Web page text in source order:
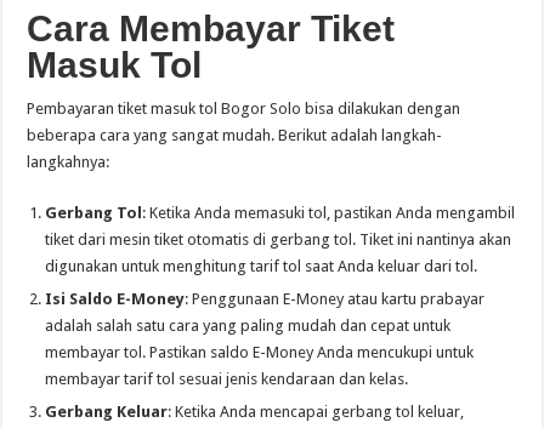
Cara Membayar Tiket
Masuk Tol
Pembayaran tiket masuk tol Bogor Solo bisa dilakukan dengan
beberapa cara yang sangat mudah. Berikut adalah langkah-
langkahnya:
Gerbang Tol : Ketika Anda memasuki tol, pastikan Anda mengambil
tiket dari mesin tiket otomatis di gerbang tol. Tiket ini nantinya akan
digunakan untuk menghitung tarif tol saat Anda keluar dari tol.
Isi Saldo E-Money: Penggunaan E-Money atau kartu prabayar
adalah salah satu cara yang paling mudah dan cepat untuk
membayar tol. Pastikan saldo E-Money Anda mencukupi untuk
membayar tarif tol sesuai jenis kendaraan dan kelas.
Gerbang Keluar: Ketika Anda mencapai gerbang tol keluar,